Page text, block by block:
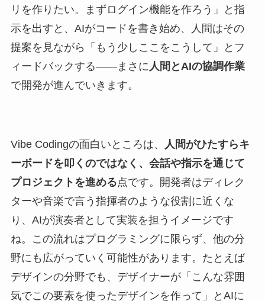
リを作りたい。まずログイン機能を作ろう」と指
示を出すと、AIがコードを書き始め、人間はその
提案を見ながら「もう少しここをこうして」とフ
ィードバックする――まさに人間とAIの協調作業
で開発が進んでいきます。
Vibe Codingの面白いところは、
人間がひたすらキ
ーボードを叩くのではなく、会話や指示を通じて
プロジェクトを進める点です。開発者はディレク
ターや音楽で言う指揮者のような役割に近くな
り、AIが演奏者として実装を担うイメージです
ね。この流れはプログラミングに限らず、他の分
野にも広がっていく可能性があります。たとえば
デザインの分野でも、デザイナーが「こんな雰囲
気でこの要素を使ったデザインを作って」とAIに